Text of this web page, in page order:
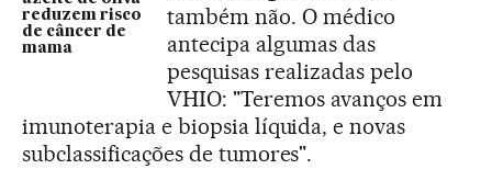
reduzem risco
de câncer de
mama
também não. O médico
antecipa algumas das
pesquisas realizadas pelo
VHIO: "Teremos avanços em
imunoterapia e biopsia líquida, e novas
subclassificações de tumores".